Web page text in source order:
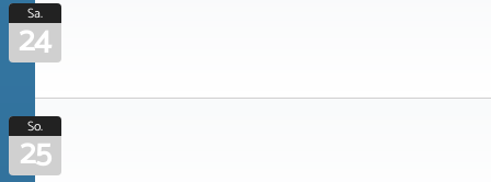
Sa.
24
So.
25